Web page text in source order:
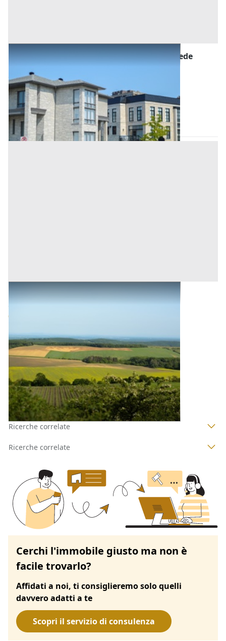
Asta Abitazione civile su due livelli con resede
esclusiva
Camaiore (Lucca)
Offerta minima
26.607 € 35.475 €
Codice asta:
9da305ab
28/10/2026
Terreni all'asta a Pieve Fosciana
68.400 €
Codice asta:9d47a774
27/10/2026
1 2 3 4
Ricerche correlate
Ricerche correlate
Cerchi l'immobile giusto ma non è
facile trovarlo?
Affidati a noi, ti consiglieremo solo quelli
davvero adatti a te
Scopri il servizio di consulenza